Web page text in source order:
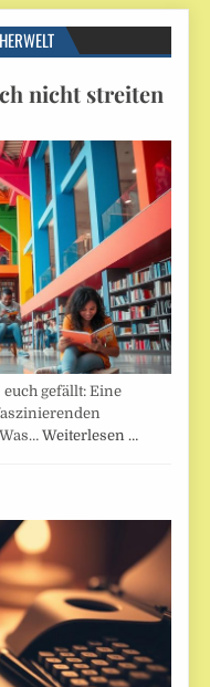
nicht streiten
gefällt: Eine
Weiterlesen …